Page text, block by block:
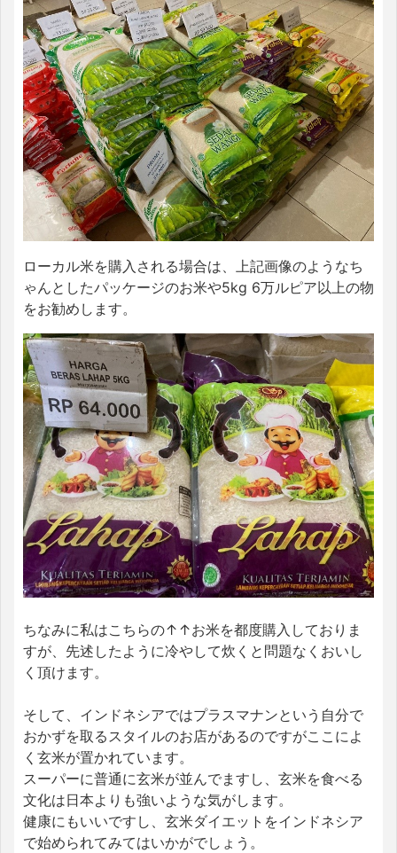
ローカル米を購入される場合は、上記画像のようなち
ゃんとしたパッケージのお米や5kg 6万ルピア以上の物
をお勧めします。
ちなみに私はこちらの↑↑お米を都度購入しておりま
すが、先述したように冷やして炊くと問題なくおいし
く頂けます。
そして、インドネシアではプラスマナンという自分で
おかずを取るスタイルのお店があるのですがここによ
く玄米が置かれています。
スーパーに普通に玄米が並んでますし、玄米を食べる
文化は日本よりも強いような気がします。
健康にもいいですし、玄米ダイエットをインドネシア
で始められてみてはいかがでしょう。